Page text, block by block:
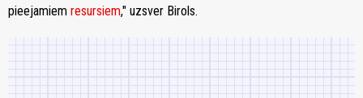
pieejamiem resursiem," uzsver Birols.